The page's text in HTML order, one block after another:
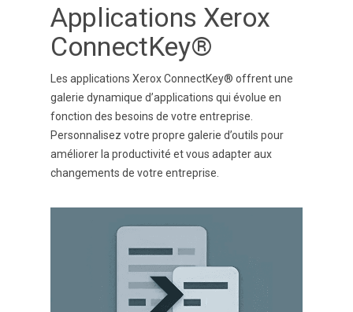
Applications Xerox
ConnectKey®
Les applications Xerox ConnectKey® offrent une
galerie dynamique d’applications qui évolue en
fonction des besoins de votre entreprise.
Personnalisez votre propre galerie d’outils pour
améliorer la productivité et vous adapter aux
changements de votre entreprise.